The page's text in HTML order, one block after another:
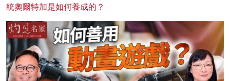
統奧爾特加是如何養成的？